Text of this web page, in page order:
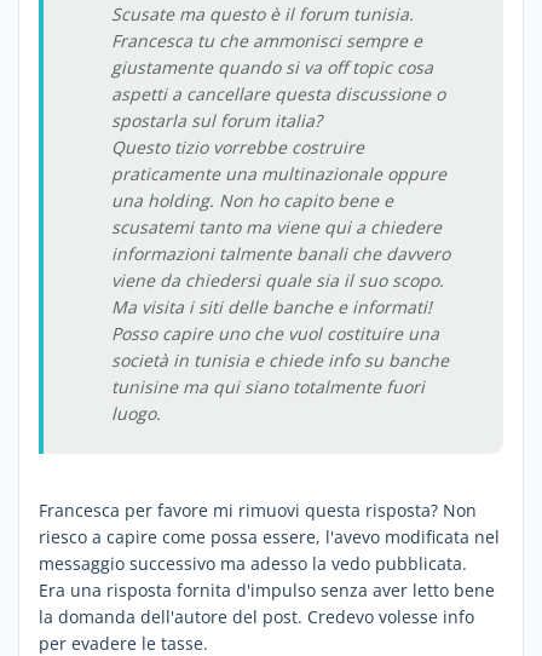
Scusate ma questo è il forum tunisia.
Francesca tu che ammonisci sempre e
giustamente quando si va off topic cosa
aspetti a cancellare questa discussione o
spostarla sul forum italia?
Questo tizio vorrebbe costruire
praticamente una multinazionale oppure
una holding. Non ho capito bene e
scusatemi tanto ma viene qui a chiedere
informazioni talmente banali che davvero
viene da chiedersi quale sia il suo scopo.
Ma visita i siti delle banche e informati!
Posso capire uno che vuol costituire una
società in tunisia e chiede info su banche
tunisine ma qui siano totalmente fuori
luogo.
Francesca per favore mi rimuovi questa risposta? Non
riesco a capire come possa essere, l'avevo modificata nel
messaggio successivo ma adesso la vedo pubblicata.
Era una risposta fornita d'impulso senza aver letto bene
la domanda dell'autore del post. Credevo volesse info
per evadere le tasse.